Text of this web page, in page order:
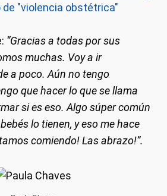
"violencia obstétrica"
“Gracias a todas por sus
muchas. Voy a ir
a poco. Aún no tengo
que hacer lo que se llama
si es eso. Algo súper común
lo tienen, y eso me hace
comiendo! Las abrazo!”.